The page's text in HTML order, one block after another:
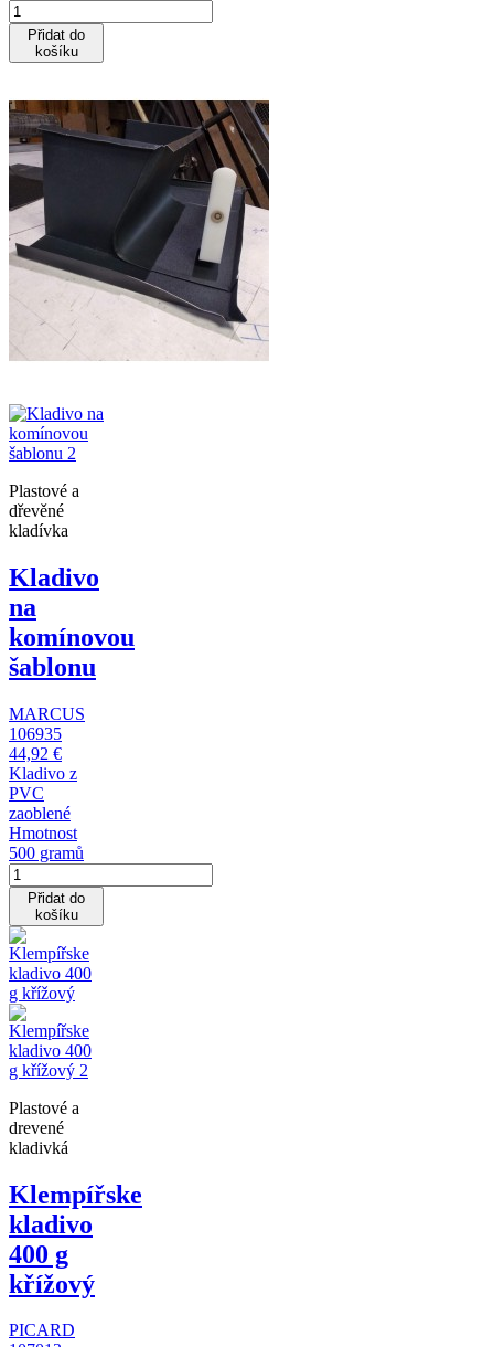
Přidat do
košíku
Plastové a
dřevěné
kladívka
Kladivo
na
komínovou
šablonu
MARCUS
106935
44,92 €
Kladivo z
PVC
zaoblené
Hmotnost
500 gramů
Přidat do
košíku
Plastové a
drevené
kladivká
Klempířske
kladivo
400 g
křížový
PICARD